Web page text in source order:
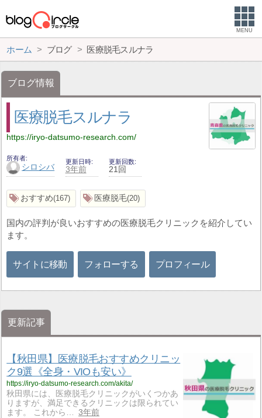
MENU
ホーム ブログ 医療脱毛スルナラ
ブログ情報
医療脱毛スルナラ
https://iryo-datsumo-research.com/
所有者
シロシバ
更新日時
3年前
更新回数
21回
おすすめ 167 医療脱毛 20
国内の評判が良いおすすめの医療脱毛クリニックを紹介してい
ます。
サイトに移動 フォローする プロフィール
更新記事
【秋田県】医療脱毛おすすめクリニッ
ク9選《全身・VIOも安い》
https://iryo-datsumo-research.com/akita/
秋田県には、医療脱毛クリニックがいくつかあ
りますが、満足できるクリニックは限られてい
ます。 これから…
3年前